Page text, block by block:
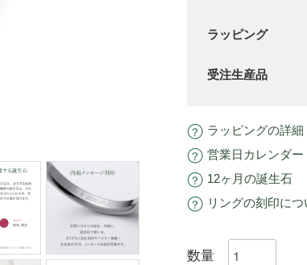
ラッピング
受注生産品
ラッピングの詳細
営業日カレンダー
12ヶ月の誕生石
リングの刻印につ
数量